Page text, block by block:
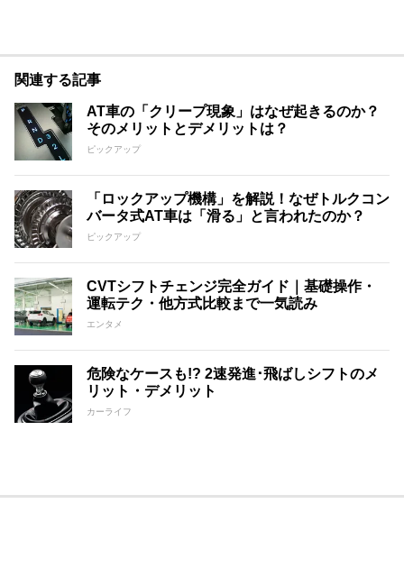
関連する記事
AT車の「クリープ現象」はなぜ起きるのか？
そのメリットとデメリットは？
ピックアップ
「ロックアップ機構」を解説！なぜトルクコン
バータ式AT車は「滑る」と言われたのか？
ピックアップ
CVTシフトチェンジ完全ガイド｜基礎操作・
運転テク・他方式比較まで一気読み
エンタメ
危険なケースも!? 2速発進･飛ばしシフトのメ
リット・デメリット
カーライフ